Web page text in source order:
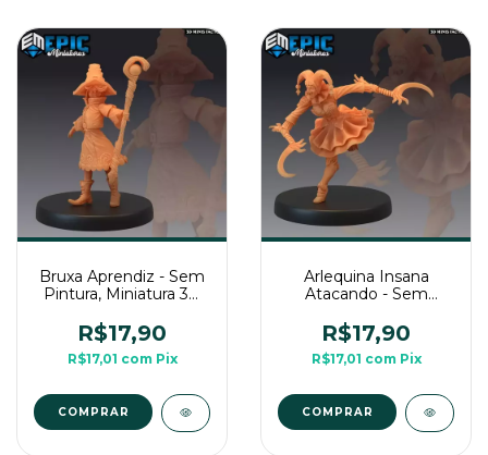
Bruxa Aprendiz - Sem
Pintura, Miniatura 3D
Mesa
R$17,90
R$17,01 com Pix
COMPRAR
Arlequina Insana
Atacando - Sem
Médio Para RPG de
Mesa
R$17,90
R$17,01 com Pix
COMPRAR